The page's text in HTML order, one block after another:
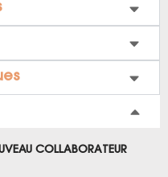
COLLABORATEUR